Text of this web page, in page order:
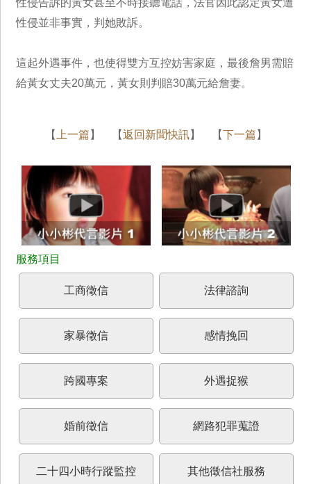
性侵告訴的黃女甚至不時接聽電話，法官因此認定黃女遭
性侵並非事實，判她敗訴。
這起外遇事件，也使得雙方互控妨害家庭，最後詹男需賠
給黃女丈夫20萬元，黃女則判賠30萬元給詹妻。
【 上一篇 】 【返回新聞快訊】 【下一篇 】
工商徵信 法律諮詢
家暴徵信 感情挽回
跨國專案 外遇捉猴
婚前徵信 網路犯罪蒐證
二十四小時行蹤監控 其他徵信社服務